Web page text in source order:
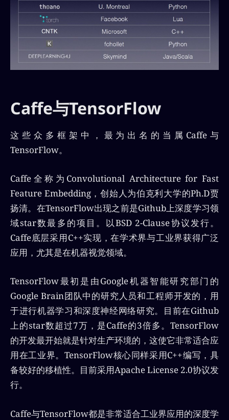
Caffe与TensorFlow
这些众多框架中，最为出名的当属Caffe与
TensorFlow。
Caffe全称为Convolutional Architecture for Fast
Feature Embedding，创始人为伯克利大学的Ph.D贾
扬清。在TensorFlow出现之前是Github上深度学习领
域star数最多的项目。以BSD 2-Clause协议发行。
Caffe底层采用C++实现，在学术界与工业界获得广泛
应用，尤其是在机器视觉领域。
TensorFlow最初是由Google机器智能研究部门的
Google Brain团队中的研究人员和工程师开发的，用
于进行机器学习和深度神经网络研究。目前在Github
上的star数超过7万，是Caffe的3倍多。TensorFlow
的开发最开始就是针对生产环境的，这使它非常适合应
用在工业界。TensorFlow核心同样采用C++编写，具
备较好的移植性。目前采用Apache License 2.0协议发
行。
Caffe与TensorFlow都是非常适合工业界应用的深度学